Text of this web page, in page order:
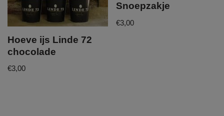
Hoeve ijs Linde 72
chocolade
€3,00
Snoepzakje
€3,00